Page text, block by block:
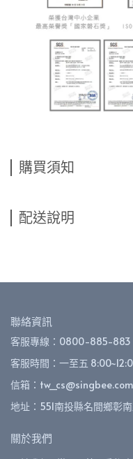
購買須知
配送說明
聯絡資訊
客服專線：0800-885-
客服時間：一至五
信箱：
地址：551南投縣名間鄉彰
關於我們